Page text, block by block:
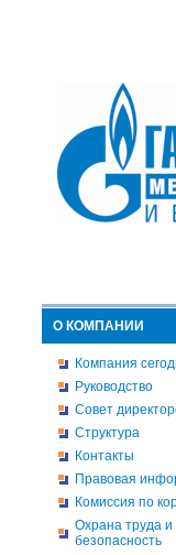
О КОМПАНИИ
Компания
Руководство
Совет
Структура
Контакты
Правовая
Комиссия по
Охрана труда и
безопасность